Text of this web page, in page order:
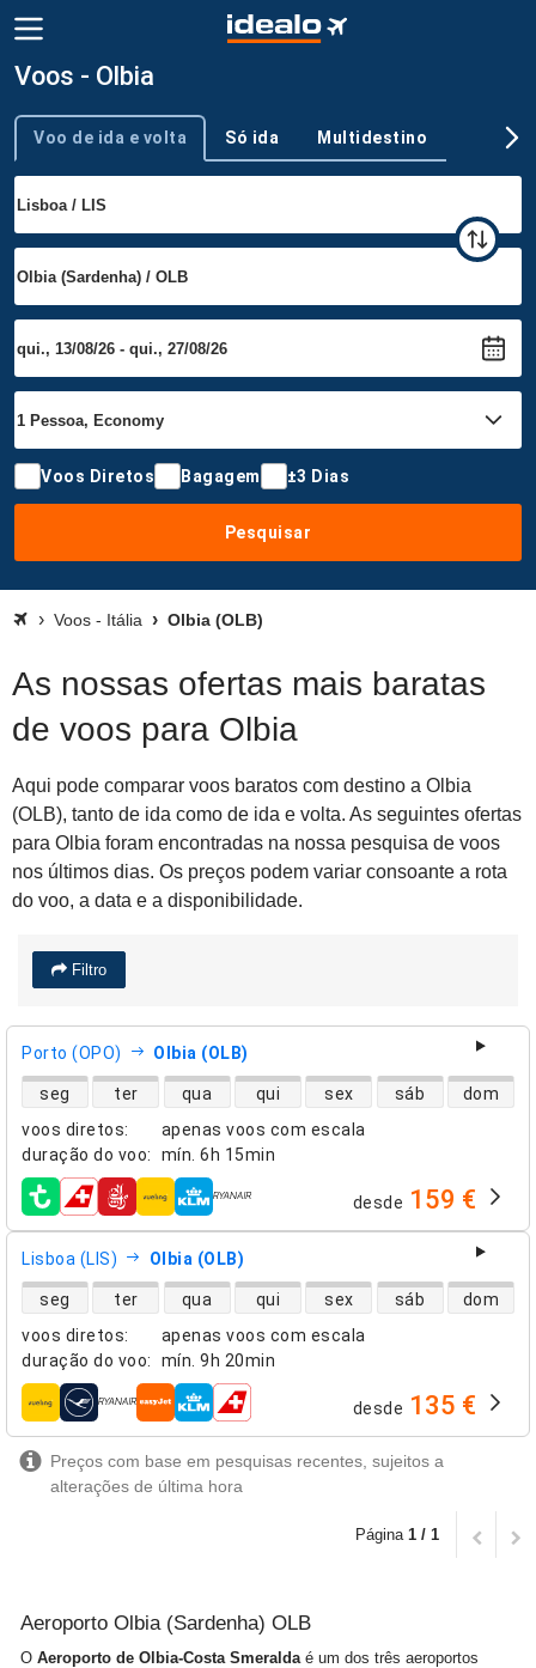
Voos - Olbia
Tipo de viagem
Voo de ida e volta Só ida Multidestino
Voos Diretos Bagagem ±3 Dias
Pesquisar
Voos - Itália Olbia (OLB)
As nossas ofertas mais baratas
de voos para Olbia
Aqui pode comparar voos baratos com destino a Olbia
(OLB), tanto de ida como de ida e volta. As seguintes ofertas
para Olbia foram encontradas na nossa pesquisa de voos
nos últimos dias. Os preços podem variar consoante a rota
do voo, a data e a disponibilidade.
Filtro
Porto (OPO) Olbia (OLB)
voos diretos:
apenas voos com escala
duração do voo: mín. 6h 15min
disponibilidade de voos diretos
seg ter qua qui sex sáb dom
companhias aéreas desde 159 €
Lisboa (LIS) Olbia (OLB)
voos diretos:
apenas voos com escala
duração do voo: mín. 9h 20min
disponibilidade de voos diretos
seg ter qua qui sex sáb dom
companhias aéreas desde 135 €
Preços com base em pesquisas recentes, sujeitos a
alterações de última hora
Página 1 / 1
Aeroporto Olbia (Sardenha) OLB
O Aeroporto de Olbia-Costa Smeralda é um dos três aeroportos